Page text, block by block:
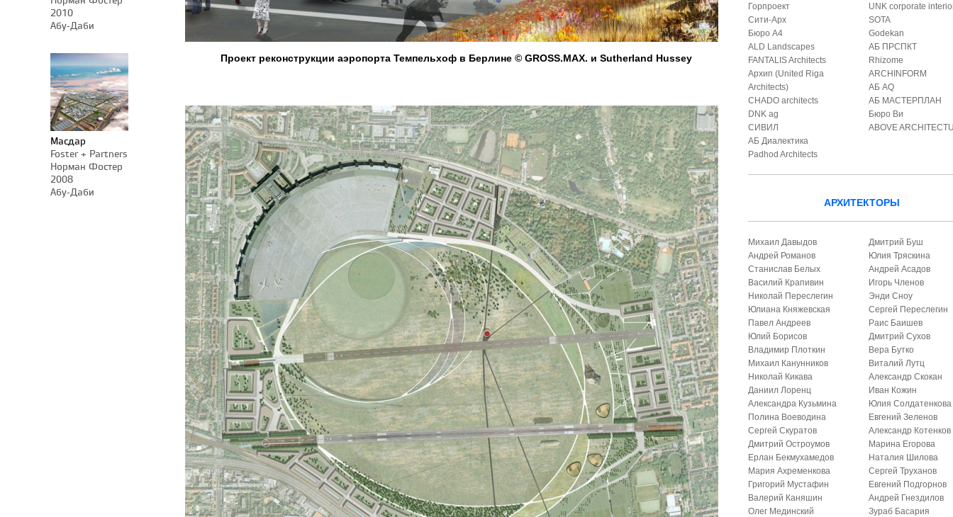
2010
Абу-Даби
Масдар
Foster + Partners
Норман Фостер
2008
Абу-Даби
Проект реконструкции аэропорта Темпельхоф в Берлине © GROSS.MAX. и Sutherland Hussey
Горпроект
Сити-Арх
Бюро А4
ALD Landscapes
FANTALIS Architects
Архип (United Riga
Architects)
CHADO architects
DNK ag
СИВИЛ
АБ Диалектика
Padhod Architects
UNK corporate
SOTA
Godekan
АБ ПРСПКТ
Rhizome
ARCHINFORM
АБ AQ
АБ МАСТЕРПЛАН
Бюро Ви
ABOVE
АРХИТЕКТОРЫ
Михаил Давыдов
Андрей Романов
Станислав Белых
Василий Крапивин
Николай Переслегин
Юлиана Княжевская
Павел Андреев
Юлий Борисов
Владимир Плоткин
Михаил Канунников
Николай Кикава
Даниил Лоренц
Александра Кузьмина
Полина Воеводина
Сергей Скуратов
Дмитрий Остроумов
Ерлан Бекмухамедов
Мария Ахременкова
Григорий Мустафин
Валерий Каняшин
Олег Мединский
Дмитрий Буш
Юлия Тряскина
Андрей Асадов
Игорь Членов
Энди Сноу
Сергей Переслегин
Раис Баишев
Дмитрий Сухов
Вера Бутко
Виталий Лутц
Александр Скокан
Иван Кожин
Юлия Солдатенкова
Евгений Зеленов
Александр Котенков
Марина Егорова
Наталия Шилова
Сергей Труханов
Евгений Подгорнов
Андрей Гнездилов
Зураб Басария